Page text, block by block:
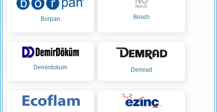
Borpan Bosch
Demirdokum Demrad